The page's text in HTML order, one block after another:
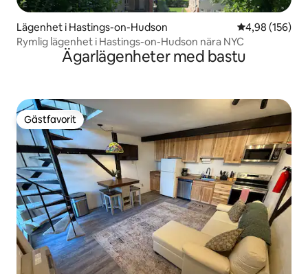
Lägenhet i Hastings-on-Hudson 4,98 av 5 i
4,98 (156)
Rymlig lägenhet i Hastings-on-Hudson nära NYC
Ägarlägenheter med bastu
Gästfavorit
Gästfavorit